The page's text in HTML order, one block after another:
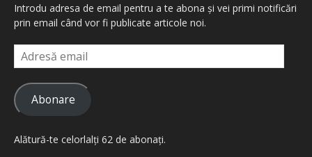
Introdu adresa de email pentru a te abona și vei primi notificări
prin email când vor fi publicate articole noi.
Adresă
email
Abonare
Alătură-te celorlalți 62 de abonați.